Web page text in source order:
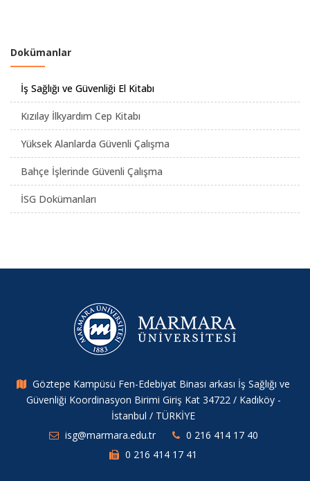
Dokümanlar
İş Sağlığı ve Güvenliği El Kitabı
Kızılay İlkyardım Cep Kitabı
Yüksek Alanlarda Güvenli Çalışma
Bahçe İşlerinde Güvenli Çalışma
İSG Dokümanları
Göztepe Kampüsü Fen-Edebiyat Binası arkası İş Sağlığı ve
Güvenliği Koordinasyon Birimi Giriş Kat 34722 / Kadıköy -
İstanbul / TÜRKİYE
isg@marmara.edu.tr
0 216 414 17 40
0 216 414 17 41